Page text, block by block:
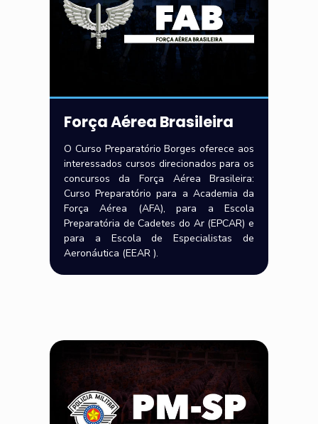
Força Aérea Brasileira
O Curso Preparatório Borges oferece aos
interessados cursos direcionados para os
concursos da Força Aérea Brasileira:
Curso Preparatório para a Academia da
Força Aérea (AFA), para a Escola
Preparatória de Cadetes do Ar (EPCAR) e
para a Escola de Especialistas de
Aeronáutica (EEAR ).